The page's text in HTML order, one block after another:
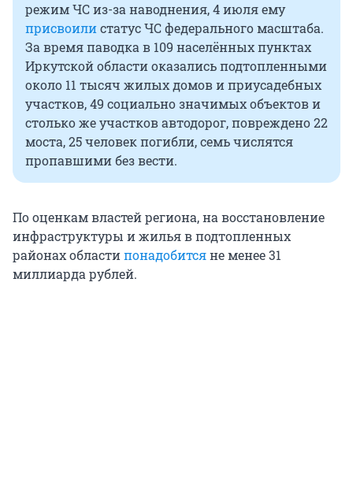
режим ЧС из-за наводнения, 4 июля ему
присвоилистатус ЧС федерального масштаба.
За время паводка в 109 населённых пунктах
Иркутской области оказались подтопленными
около 11 тысяч жилых домов и приусадебных
участков, 49 социально значимых объектов и
столько же участков автодорог, повреждено 22
моста, 25 человек погибли, семь числятся
пропавшими без вести.
По оценкам властей региона, на восстановление
инфраструктуры и жилья в подтопленных
районах областипонадобитсяне менее 31
миллиарда рублей.